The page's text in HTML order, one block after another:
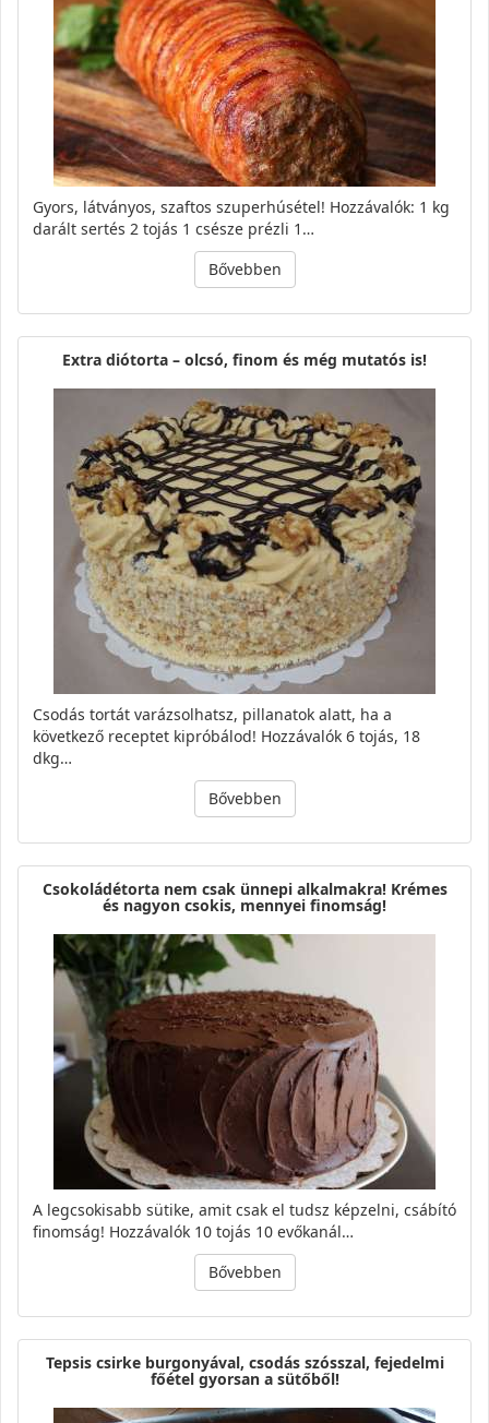
Gyors, látványos, szaftos szuperhúsétel! Hozzávalók: 1 kg
darált sertés 2 tojás 1 csésze prézli 1…
Bővebben
Extra diótorta – olcsó, finom és még mutatós is!
Csodás tortát varázsolhatsz, pillanatok alatt, ha a
következő receptet kipróbálod! Hozzávalók 6 tojás, 18
dkg…
Bővebben
Csokoládétorta nem csak ünnepi alkalmakra! Krémes
és nagyon csokis, mennyei finomság!
A legcsokisabb sütike, amit csak el tudsz képzelni, csábító
finomság! Hozzávalók 10 tojás 10 evőkanál…
Bővebben
Tepsis csirke burgonyával, csodás szósszal, fejedelmi
főétel gyorsan a sütőből!